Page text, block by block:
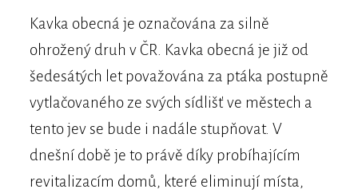
Kavka obecná je označována za silně
ohrožený druh v ČR. Kavka obecná je již od
šedesátých let považována za ptáka postupně
vytlačovaného ze svých sídlišť ve městech a
tento jev se bude i nadále stupňovat. V
dnešní době je to právě díky probíhajícím
revitalizacím domů, které eliminují místa,